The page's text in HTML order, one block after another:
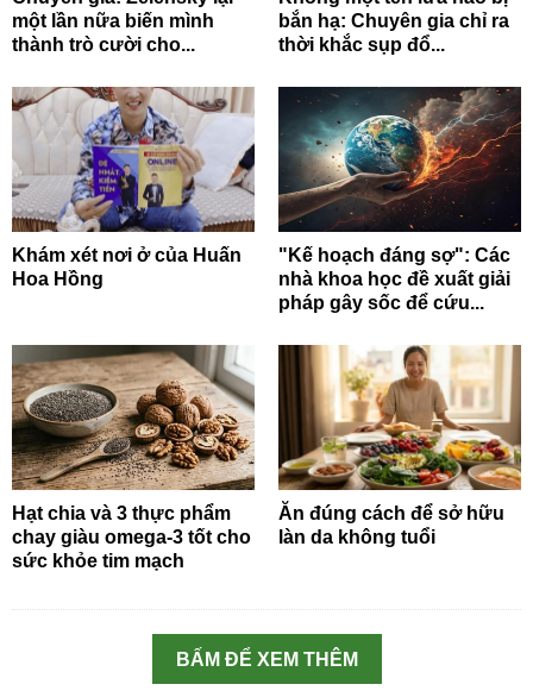
một lần nữa biến mình
thành trò cười cho...
bắn hạ: Chuyên gia chỉ ra
thời khắc sụp đổ...
Khám xét nơi ở của Huấn
Hoa Hồng
"Kế hoạch đáng sợ": Các
nhà khoa học đề xuất giải
pháp gây sốc để cứu...
Hạt chia và 3 thực phẩm
chay giàu omega-3 tốt cho
sức khỏe tim mạch
Ăn đúng cách để sở hữu
làn da không tuổi
BẤM ĐỂ XEM THÊM